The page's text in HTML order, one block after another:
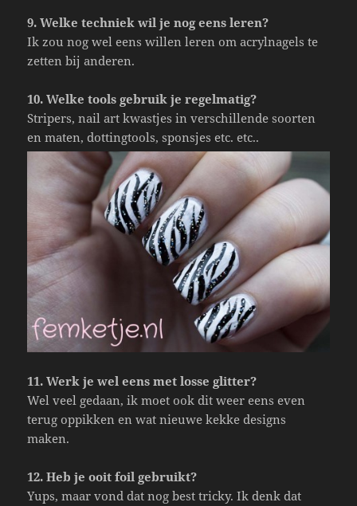
9. Welke techniek wil je nog eens leren?
Ik zou nog wel eens willen leren om acrylnagels te
zetten bij anderen.
10. Welke tools gebruik je regelmatig?
Stripers, nail art kwastjes in verschillende soorten
en maten, dottingtools, sponsjes etc. etc..
11. Werk je wel eens met losse glitter?
Wel veel gedaan, ik moet ook dit weer eens even
terug oppikken en wat nieuwe kekke designs
maken.
12. Heb je ooit foil gebruikt?
Yups, maar vond dat nog best tricky. Ik denk dat